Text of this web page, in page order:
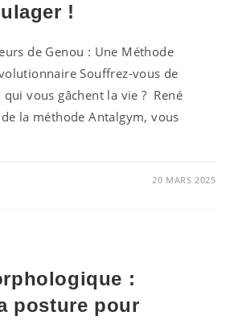
!
de Genou : Une Méthode
Souffrez-vous de
vous gâchent la vie ? René
la méthode Antalgym, vous
20 MARS 2025
:
posture pour